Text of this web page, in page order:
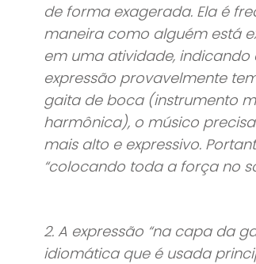
de forma exagerada. Ela é
maneira como alguém está
em uma atividade, indicando
expressão provavelmente
gaita de boca (instrumento
harmônica), o músico
mais alto e expressivo.
“colocando toda a força no
2. A expressão “na capa da
idiomática que é usada